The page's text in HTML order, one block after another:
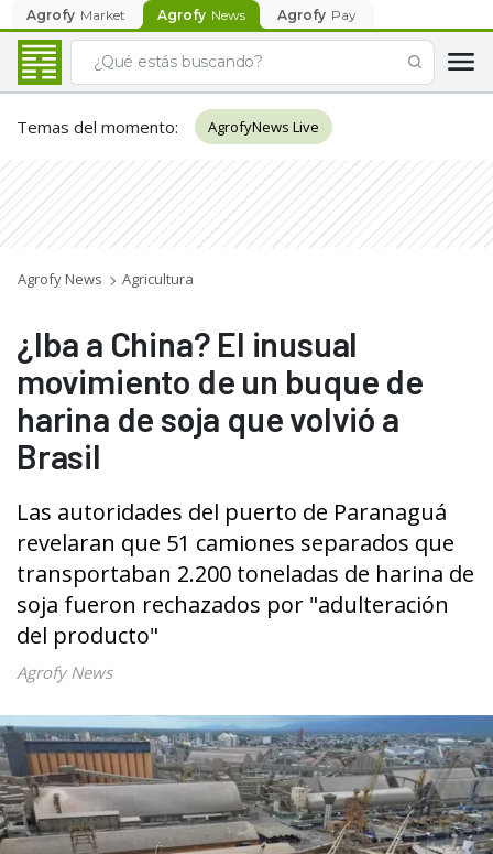
Agrofy Market Agrofy News Agrofy Pay
Temas del momento: AgrofyNews Live
Agrofy News Agricultura
¿Iba a China? El inusual
movimiento de un buque de
harina de soja que volvió a
Brasil
Las autoridades del puerto de Paranaguá
revelaran que 51 camiones separados que
transportaban 2.200 toneladas de harina de
soja fueron rechazados por "adulteración
del producto"
Agrofy News